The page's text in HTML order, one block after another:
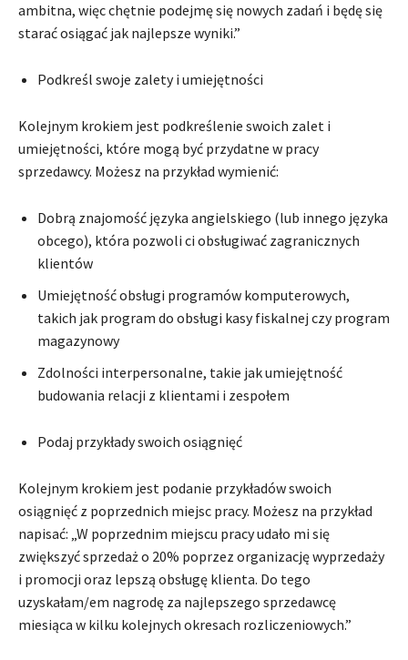
ambitna, więc chętnie podejmę się nowych zadań i będę się
starać osiągać jak najlepsze wyniki.”
Podkreśl swoje zalety i umiejętności
Kolejnym krokiem jest podkreślenie swoich zalet i
umiejętności, które mogą być przydatne w pracy
sprzedawcy. Możesz na przykład wymienić:
Dobrą znajomość języka angielskiego (lub innego języka
obcego), która pozwoli ci obsługiwać zagranicznych
klientów
Umiejętność obsługi programów komputerowych,
takich jak program do obsługi kasy fiskalnej czy program
magazynowy
Zdolności interpersonalne, takie jak umiejętność
budowania relacji z klientami i zespołem
Podaj przykłady swoich osiągnięć
Kolejnym krokiem jest podanie przykładów swoich
osiągnięć z poprzednich miejsc pracy. Możesz na przykład
napisać: „W poprzednim miejscu pracy udało mi się
zwiększyć sprzedaż o 20% poprzez organizację wyprzedaży
i promocji oraz lepszą obsługę klienta. Do tego
uzyskałam/em nagrodę za najlepszego sprzedawcę
miesiąca w kilku kolejnych okresach rozliczeniowych.”